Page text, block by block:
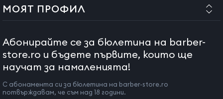
Използвайте подходящи продукти за почистване и
смазване на машината за подстригване
Предпазни мерки при употреба
След разопаковане на продукта е необходимо да го
оставите неизползван за 2-3 часа, за да се отстрани
МОЯТ ПРОФИЛ
Абонирайте се за бюлетина на barber-
store.ro и бъдете първите, които ще
научат за намаленията!
С абонамента си за бюлетина на barber-store.ro
потвърждавам, че съм над 18 години.